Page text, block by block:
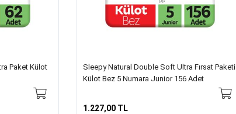
Paket Külot
Sleepy Natural Double Soft Ultra Fırsat Paketi
Külot Bez 5 Numara Junior 156 Adet
1.227,00 TL